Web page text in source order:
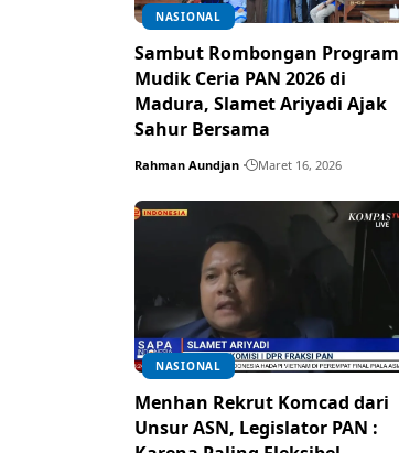
NASIONAL
Sambut Rombongan Program
Mudik Ceria PAN 2026 di
Madura, Slamet Ariyadi Ajak
Sahur Bersama
Rahman Aundjan Maret 16, 2026
NASIONAL
Menhan Rekrut Komcad dari
Unsur ASN, Legislator PAN :